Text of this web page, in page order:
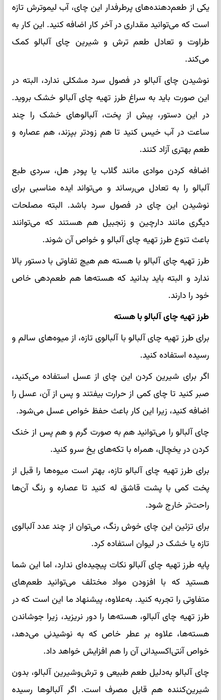
یکی از طعم‌دهنده‌های پرطرفدار این چای، آب لیموترش تازه
است که می‌توانید مقداری در آخر کار اضافه کنید. این کار به
طراوت و تعادل طعم ترش و شیرین چای آلبالو کمک
می‌کند.
نوشیدن چای آلبالو در فصول سرد مشکلی ندارد، البته در
این صورت باید به سراغ طرز تهیه چای آلبالو خشک بروید.
در این دستور، پیش از پخت، آلبالوهای خشک را چند
ساعت در آب خیس کنید تا هم زودتر بپزند، هم عصاره و
طعم بهتری آزاد کنند.
اضافه کردن موادی مانند گلاب یا پودر هل، سردی طبع
آلبالو را به تعادل می‌رساند و می‌تواند ایده مناسبی برای
نوشیدن این چای در فصول سرد باشد. البته مصلحات
دیگری مانند دارچین و زنجبیل هم هستند که می‌توانند
باعث تنوع طرز تهیه چای آلبالو و خواص آن شوند.
طرز تهیه چای آلبالو با هسته هم هیچ تفاوتی با دستور بالا
ندارد و البته باید بدانید که هسته‌ها هم طعم‌دهی خاص
خود را دارند.
طرز تهیه چای آلبالو با هسته
برای طرز تهیه چای آلبالو با آلبالوی تازه، از میوه‌های سالم و
رسیده استفاده کنید.
اگر برای شیرین کردن این چای از عسل استفاده می‌کنید،
صبر کنید تا چای کمی از حرارت بیفتند و پس از آن، عسل را
اضافه کنید، زیرا این کار باعث حفظ خواص عسل می‌شود.
چای آلبالو را می‌توانید هم به صورت گرم و هم پس از خنک
کردن در یخچال، همراه با تکه‌های یخ سرو کنید.
برای طرز تهیه چای آلبالو تازه، بهتر است میوه‌ها را قبل از
پخت کمی با پشت قاشق له کنید تا عصاره و رنگ آن‌ها
راحت‌تر خارج شود.
برای تزئین این چای خوش رنگ، می‌توان از چند عدد آلبالوی
تازه یا خشک در لیوان استفاده کرد.
پایه طرز تهیه چای آلبالو نکات پیچیده‌ای ندارد، اما این شما
هستید که با افزودن مواد مختلف می‌توانید طعم‌های
متفاوتی را تجربه کنید. به‌علاوه، پیشنهاد ما این است که در
طرز تهیه چای آلبالو، هسته‌ها را دور نریزید، زیرا جوشاندن
هسته‌ها، علاوه بر عطر خاص که به نوشیدنی می‌دهد،
خواص آنتی‌اکسیدانی آن را هم افزایش خواهد داد.
چای آلبالو به‌دلیل طعم طبیعی و ترش‌وشیرین آلبالو، بدون
شیرین‌کننده هم قابل مصرف است. اگر آلبالوها رسیده